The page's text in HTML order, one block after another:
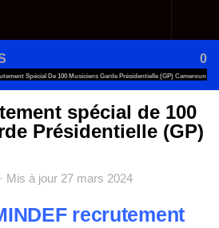
0
Spécial De 100 Musiciens Garde Présidentielle (GP) Cameroun
spécial de 100
Présidentielle (GP)
· Mis à jour 27 mars 2024
recrutement